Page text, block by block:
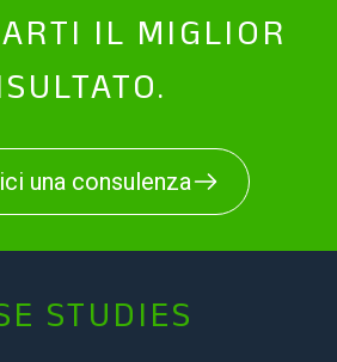
IL MIGLIOR
una consulenza
STUDIES